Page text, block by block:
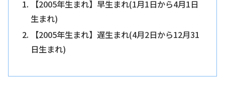
【2005年生まれ】早生まれ(1月1日から4月1日
生まれ)
【2005年生まれ】遅生まれ(4月2日から12月31
日生まれ)